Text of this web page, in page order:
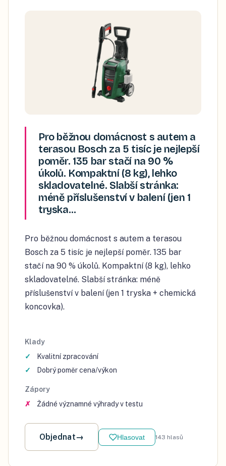
Pro běžnou domácnost s autem a
terasou Bosch za 5 tisíc je nejlepší
poměr. 135 bar stačí na 90 %
úkolů. Kompaktní (8 kg), lehko
skladovatelné. Slabší stránka:
méně příslušenství v balení (jen 1
tryska…
Pro běžnou domácnost s autem a terasou
Bosch za 5 tisíc je nejlepší poměr. 135 bar
stačí na 90 % úkolů. Kompaktní (8 kg), lehko
skladovatelné. Slabší stránka: méně
příslušenství v balení (jen 1 tryska + chemická
koncovka).
Klady
Kvalitní zpracování
Dobrý poměr cena/výkon
Zápory
Žádné významné výhrady v testu
Objednat→ Hlasovat 143 hlasů